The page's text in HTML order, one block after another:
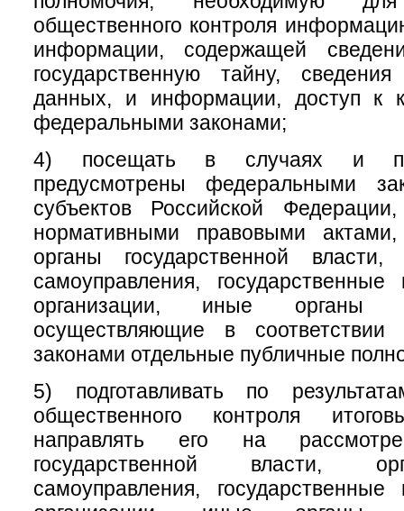
общественного контроля
информации, содержащей
государственную тайну,
данных, и информации, доступ к
федеральными законами;
4) посещать в случаях и
предусмотрены федеральными
субъектов Российской
нормативными правовыми актами,
органы государственной
самоуправления,
организации, иные органы
осуществляющие в
законами отдельные публичные
5) подготавливать по
общественного контроля
направлять его на
государственной власти,
самоуправления,